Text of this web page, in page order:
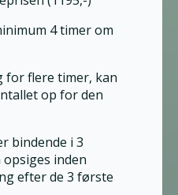
4 timer om
for flere timer, kan
op for den
bindende i 3
inden
efter de 3 første